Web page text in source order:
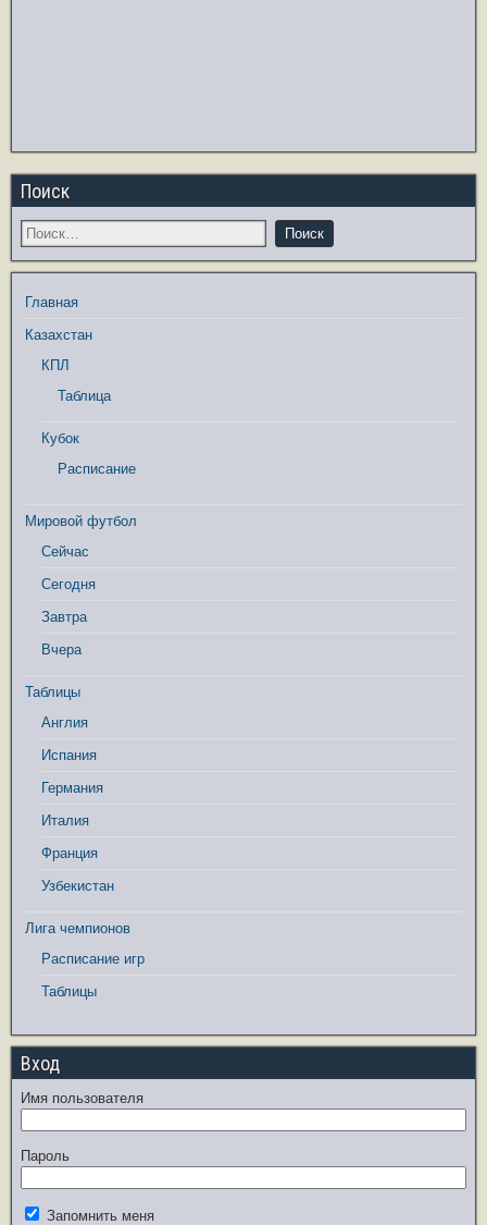
Поиск
Главная
Казахстан
КПЛ
Таблица
Кубок
Расписание
Мировой футбол
Сейчас
Сегодня
Завтра
Вчера
Таблицы
Англия
Испания
Германия
Италия
Франция
Узбекистан
Лига чемпионов
Расписание игр
Таблицы
Вход
Имя пользователя
Пароль
Запомнить меня